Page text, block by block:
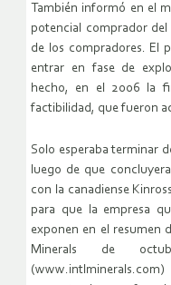
También informó en el
potencial comprador
de los compradores. El
entrar en fase de
hecho, en el 2006 la
factibilidad, que fueron
Solo esperaba terminar
luego de que
con la canadiense
para que la empresa
exponen en el resumen
Minerals de